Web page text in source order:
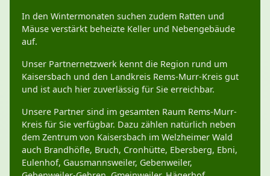
In den Wintermonaten suchen zudem Ratten und
Mäuse verstärkt beheizte Keller und Nebengebäude
auf.
Unser Partnernetzwerk kennt die Region rund um
Kaisersbach und den Landkreis Rems-Murr-Kreis gut
und ist auch hier zuverlässig für Sie erreichbar.
Unsere Partner sind im gesamten Raum Rems-Murr-
Kreis für Sie verfügbar. Dazu zählen natürlich neben
dem Zentrum von Kaisersbach im Welzheimer Wald
auch Brandhöfle, Bruch, Cronhütte, Ebersberg, Ebni,
Eulenhof, Gausmannsweiler, Gebenweiler,